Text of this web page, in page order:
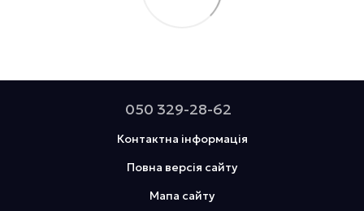
050 329-28-62
Контактна інформація
Повна версія сайту
Мапа сайту